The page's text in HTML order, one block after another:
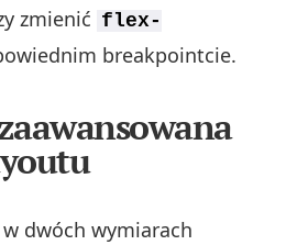
zmienić flex-
breakpointcie.
dwóch wymiarach